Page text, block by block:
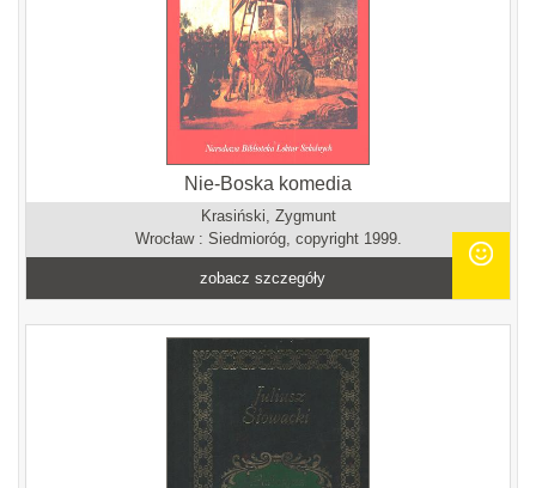
Nie-Boska komedia
Krasiński, Zygmunt
Wrocław : Siedmioróg, copyright 1999.
zobacz szczegóły